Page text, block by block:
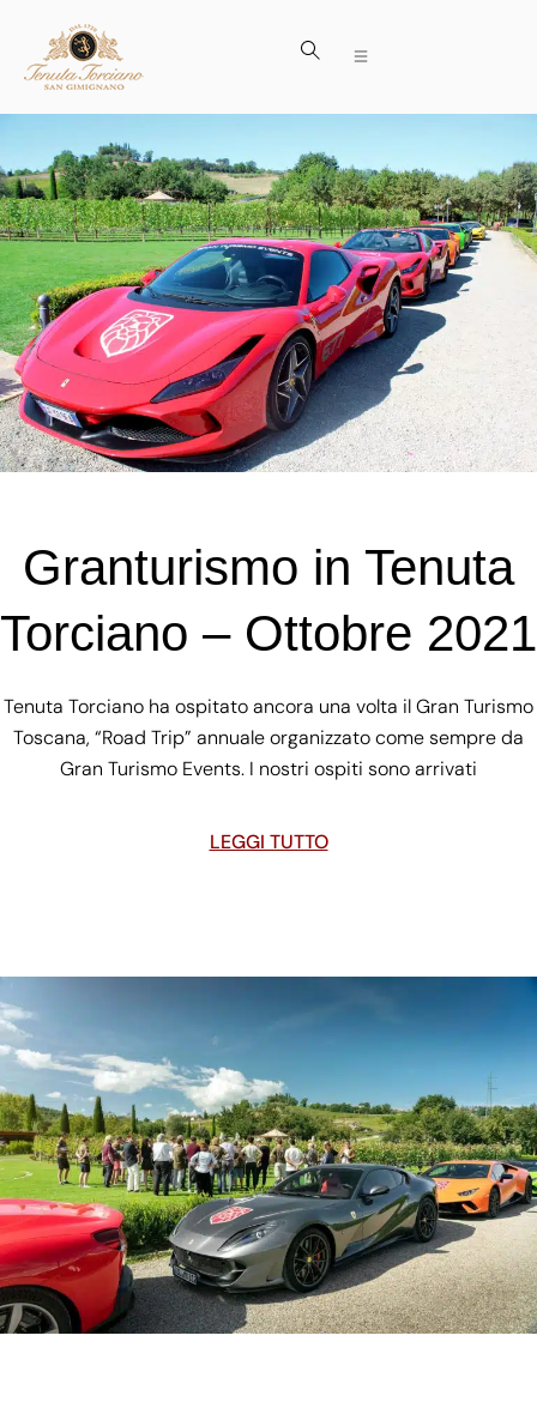
Granturismo in Tenuta
Torciano – Ottobre 2021
Tenuta Torciano ha ospitato ancora una volta il Gran Turismo
Toscana, “Road Trip” annuale organizzato come sempre da
Gran Turismo Events. I nostri ospiti sono arrivati
LEGGI TUTTO